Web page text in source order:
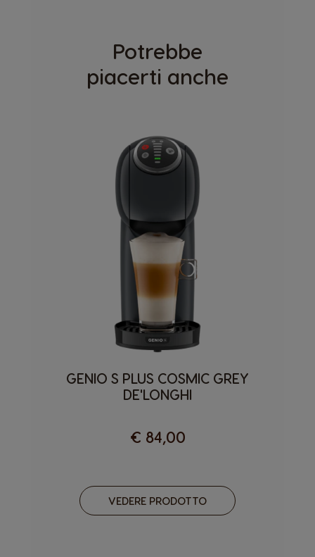
Potrebbe
piacerti anche
GENIO S PLUS COSMIC GREY
DE'LONGHI
€ 84,00
VEDERE PRODOTTO